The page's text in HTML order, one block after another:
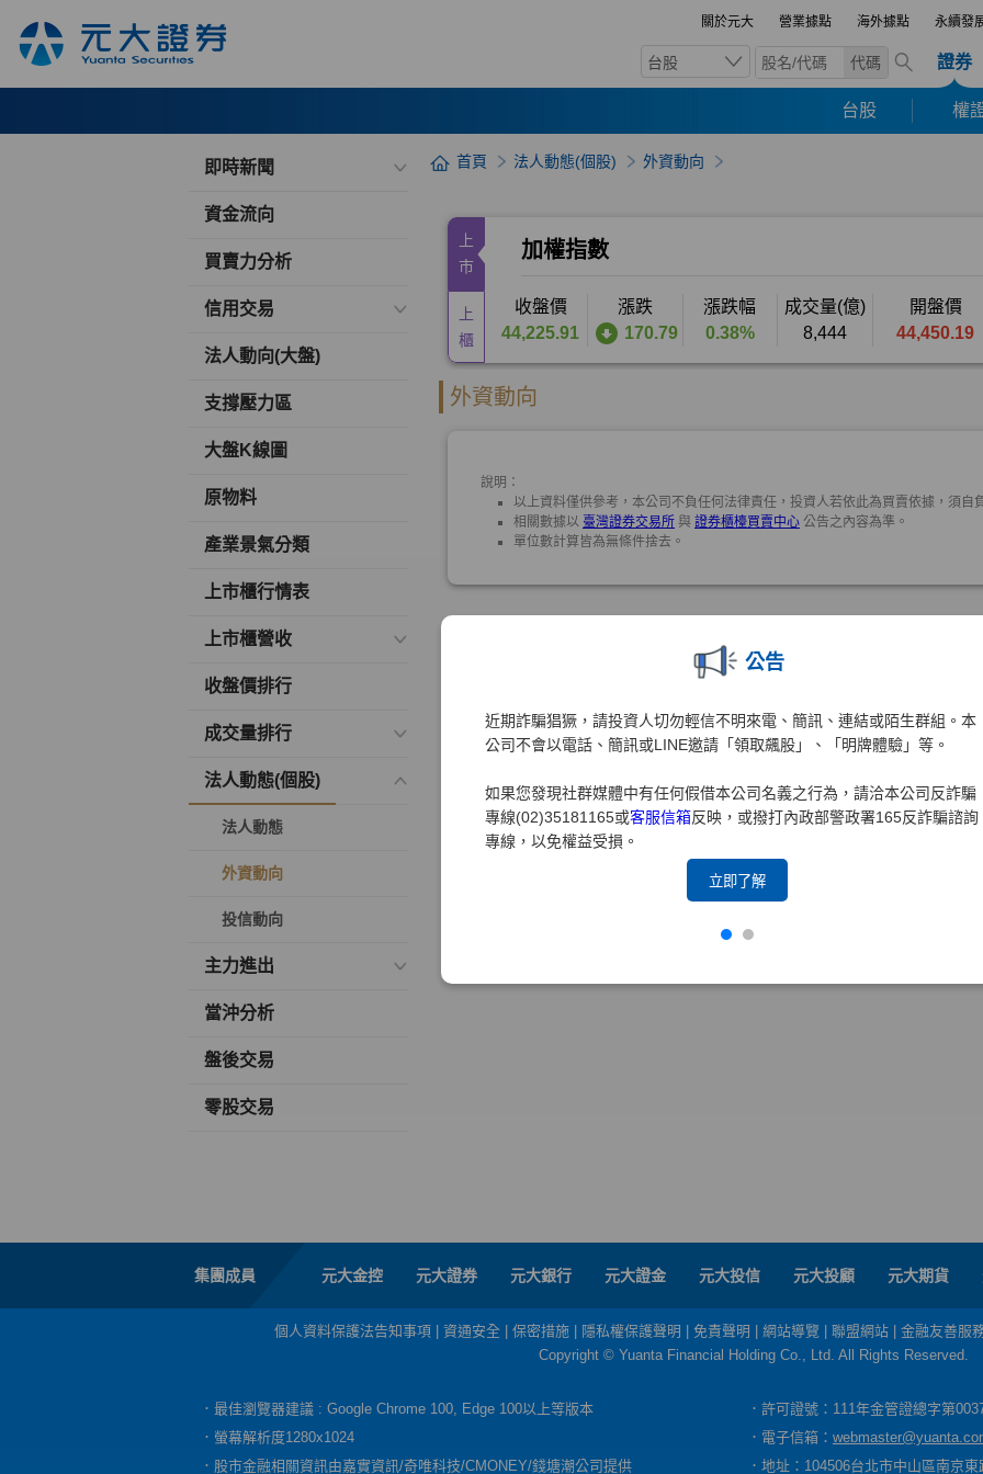
關於元大 營業據點 海外據點 永續發
台股 代碼 證券
台股 權
公告
近期詐騙猖獗，請投資人切勿輕信不明來電、簡訊、連結或陌生群組。本
公司不會以電話、簡訊或LINE邀請「領取飆股」、「明牌體驗」等。
如果您發現社群媒體中有任何假借本公司名義之行為，請洽本公司反詐騙
專線(02)35181165或客服信箱反映，或撥打內政部警政署165反詐騙諮詢
專線，以免權益受損。
立即了解
即時新聞
資金流向
買賣力分析
信用交易
法人動向(大盤)
支撐壓力區
大盤K線圖
原物料
產業景氣分類
上市櫃行情表
上市櫃營收
收盤價排行
成交量排行
法人動態(個股)
法人動態
外資動向
投信動向
主力進出
當沖分析
盤後交易
零股交易
首頁 法人動態(個股) 外資動向
集團成員 元大金控 元大證券 元大銀行 元大證金 元大投信 元大投顧 元大期貨
個人資料保護法告知事項 資通安全 保密措施 隱私權保護聲明 免責聲明 網站導覽 聯盟網站
金融友善服
Copyright © Yuanta Financial Holding Co., Ltd. All Rights Reserved.
．最佳瀏覽器建議 : Google Chrome 100, Edge 100以上等版本
．許可證號：111年金管證總字第
．螢幕解析度1280x1024
．電子信箱：
．股市金融相關資訊由嘉實資訊/奇唯科技/CMONEY/錢塘潮公司提供
．地址：104506台北市中山區南京